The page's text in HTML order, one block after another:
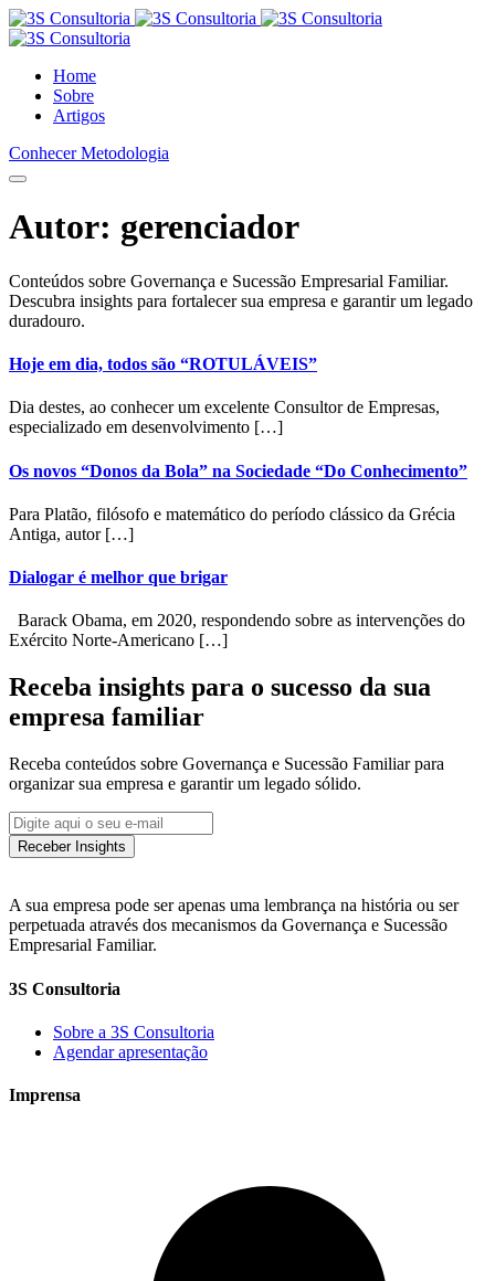
Home
Sobre
Artigos
Conhecer Metodologia
Autor: gerenciador
Conteúdos sobre Governança e Sucessão Empresarial Familiar.
Descubra insights para fortalecer sua empresa e garantir um legado
duradouro.
Hoje em dia, todos são “ROTULÁVEIS”
Dia destes, ao conhecer um excelente Consultor de Empresas,
especializado em desenvolvimento […]
Os novos “Donos da Bola” na Sociedade “Do Conhecimento”
Para Platão, filósofo e matemático do período clássico da Grécia
Antiga, autor […]
Dialogar é melhor que brigar
Barack Obama, em 2020, respondendo sobre as intervenções do
Exército Norte-Americano […]
Receba insights para o sucesso da sua
empresa familiar
Receba conteúdos sobre Governança e Sucessão Familiar para
organizar sua empresa e garantir um legado sólido.
Receber Insights
A sua empresa pode ser apenas uma lembrança na história ou ser
perpetuada através dos mecanismos da Governança e Sucessão
Empresarial Familiar.
3S Consultoria
Sobre a 3S Consultoria
Agendar apresentação
Imprensa